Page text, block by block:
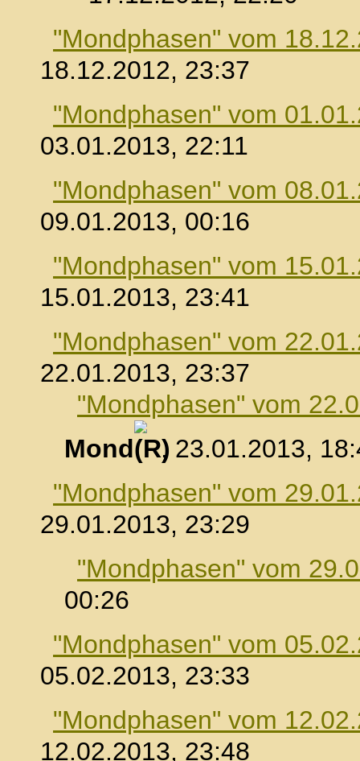
"Mondphasen" vom
18.12.2012, 23:37
"Mondphasen" vom
03.01.2013, 22:11
"Mondphasen" vom
09.01.2013, 00:16
"Mondphasen" vom
15.01.2013, 23:41
"Mondphasen" vom
22.01.2013, 23:37
"Mondphasen" vom
Mond
, 23.01.2013,
"Mondphasen" vom
29.01.2013, 23:29
"Mondphasen" vom
00:26
"Mondphasen" vom
05.02.2013, 23:33
"Mondphasen" vom
12.02.2013, 23:48